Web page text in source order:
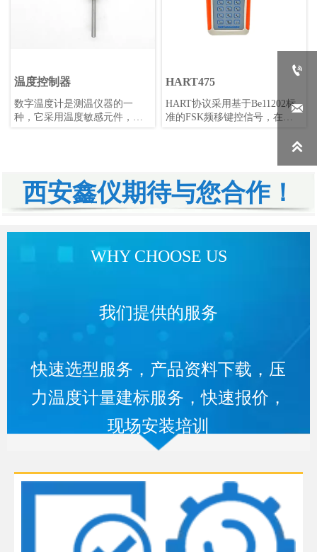
温度控制器
数字温度计是测温仪器的一
种，它采用温度敏感元件，如
数转换电路即AD转换电路将模
拟信号转换为数字信号，再由
处理单元如单片机或PC机等进
确度高、稳定性好、适用范围
广等优点，广泛应用于各类工
HART475
HART协议采用基于Be11202标
准的FSK频移键控信号，在低
度为0.5mA的音频数字信号进行
西安鑫仪期待与您合作！
WHY CHOOSE US
我们提供的服务
快速选型服务，产品资料下载，压
力温度计量建标服务，快速报价，
现场安装培训


